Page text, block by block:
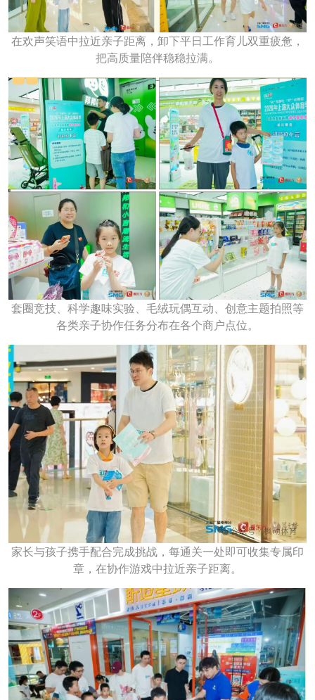
在欢声笑语中拉近亲子距离，卸下平日工作育儿双重疲惫，
把高质量陪伴稳稳拉满。
套圈竞技、科学趣味实验、毛绒玩偶互动、创意主题拍照等
各类亲子协作任务分布在各个商户点位。
家长与孩子携手配合完成挑战，每通关一处即可收集专属印
章，在协作游戏中拉近亲子距离。